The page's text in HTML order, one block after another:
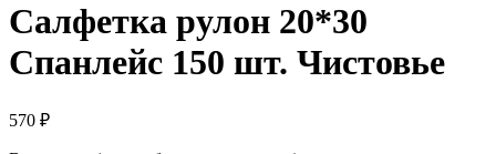
Салфетка рулон 20*30
Спанлейс 150 шт. Чистовье
570 ₽